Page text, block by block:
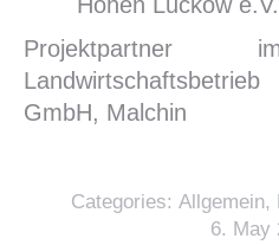
Projektpartner
GmbH, Malchin
Categories: Allgemein,
6. May